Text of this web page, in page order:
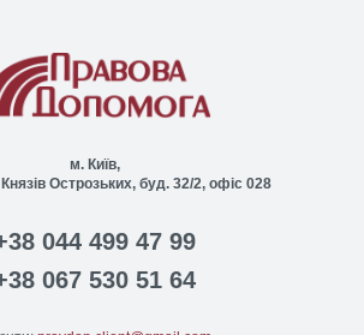
м. Київ,
Острозьких, буд. 32/2, офіс 028
044 499 47 99
067 530 51 64